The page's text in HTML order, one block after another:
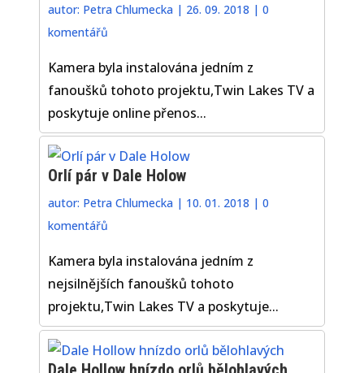
autor: Petra Chlumecka | 26. 09. 2018 |0
komentářů
Kamera byla instalována jedním z
fanoušků tohoto projektu,Twin Lakes TV a
poskytuje online přenos...
Orlí pár v Dale Holow
autor: Petra Chlumecka | 10. 01. 2018 |0
komentářů
Kamera byla instalována jedním z
nejsilnějších fanoušků tohoto
projektu,Twin Lakes TV a poskytuje...